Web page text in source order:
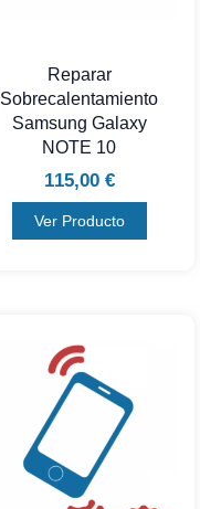
Reparar
Sobrecalentamiento
Samsung Galaxy
NOTE 10
115,00 €
Ver Producto